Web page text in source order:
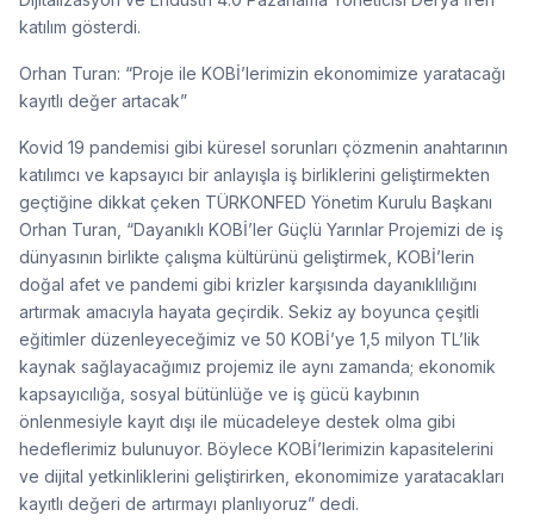
katılım gösterdi.
Orhan Turan: “Proje ile KOBİ’lerimizin ekonomimize yaratacağı
kayıtlı değer artacak”
Kovid 19 pandemisi gibi küresel sorunları çözmenin anahtarının
katılımcı ve kapsayıcı bir anlayışla iş birliklerini geliştirmekten
geçtiğine dikkat çeken TÜRKONFED Yönetim Kurulu Başkanı
Orhan Turan, “Dayanıklı KOBİ’ler Güçlü Yarınlar Projemizi de iş
dünyasının birlikte çalışma kültürünü geliştirmek, KOBİ’lerin
doğal afet ve pandemi gibi krizler karşısında dayanıklılığını
artırmak amacıyla hayata geçirdik. Sekiz ay boyunca çeşitli
eğitimler düzenleyeceğimiz ve 50 KOBİ’ye 1,5 milyon TL’lik
kaynak sağlayacağımız projemiz ile aynı zamanda; ekonomik
kapsayıcılığa, sosyal bütünlüğe ve iş gücü kaybının
önlenmesiyle kayıt dışı ile mücadeleye destek olma gibi
hedeflerimiz bulunuyor. Böylece KOBİ’lerimizin kapasitelerini
ve dijital yetkinliklerini geliştirirken, ekonomimize yaratacakları
kayıtlı değeri de artırmayı planlıyoruz” dedi.